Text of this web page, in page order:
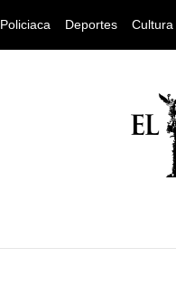
Policiaca Deportes Cultura